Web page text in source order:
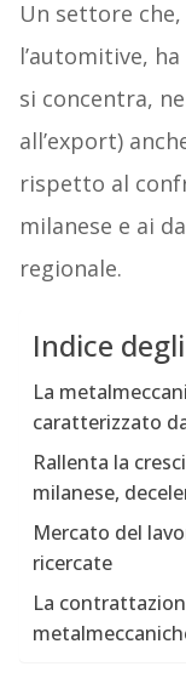
Un settore
l’automitive,
si concentra,
all’export)
rispetto al
milanese e ai
regionale.
Indice
La
caratterizzato
Rallenta la
milanese,
Mercato del
ricercate
La